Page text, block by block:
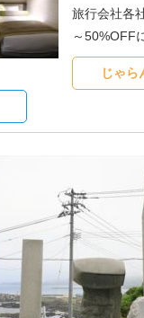
旅行会社各
～50%OFF
じゃら